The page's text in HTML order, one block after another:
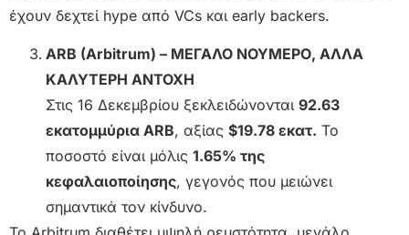
έχουν δεχτεί hype από VCs και early backers.
ARB (Arbitrum) – ΜΕΓΑΛΟ ΝΟΥΜΕΡΟ, ΑΛΛΑ
ΚΑΛΥΤΕΡΗ ΑΝΤΟΧΗ
Στις 16 Δεκεμβρίου ξεκλειδώνονται 92.63
εκατομμύρια ARB, αξίας $19.78 εκατ. Το
ποσοστό είναι μόλις 1.65% της
κεφαλαιοποίησης, γεγονός που μειώνει
σημαντικά τον κίνδυνο.